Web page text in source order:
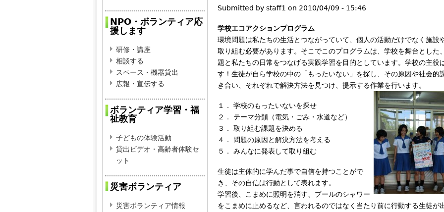
Submitted by staff1 on 2010/04/09 - 15:46
学校エコアクションプログラム
環境問題は私たちの生活とつながっていて、個人の活動だけでなく施設
取り組む必要があります。そこでこのプログラムは、学校を舞台とした
題と私たちの日常をつなげる実践学習を目的としています。学校の主役
す！生徒が自ら学校の中の「もったいない」を探し、その原因や社会的
き合い、それぞれで解決方法を見つけ、提示する作業を行います。
１． 学校のもったいないを探せ
２． テーマ分類（電気・ごみ・水道など）
３． 取り組む課題を決める
４． 問題の原因と解決方法を考える
５． みんなに発表して取り組む
生徒は主体的に学んだ事で自信を持つことがで
き、その自信は行動として表れます。
学習後、こまめに照明を消す、プールのシャワー
をこまめに止めるなど、言われるのではなく当たり前に行動する生徒が
NPO・ボランティア応
援します
研修・講座
相談する
スペース・機器貸出
広報・宣伝する
ボランティア学習・福
祉教育
子どもの体験活動
貸出ビデオ・高齢者体験セ
ット
災害ボランティア
災害ボランティア情報